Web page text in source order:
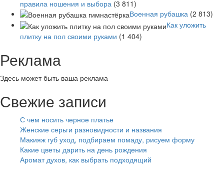
правила ношения и выбора (3 811)
Военная рубашка (2 813)
Как уложить
плитку на пол своими руками (1 404)
Реклама
Здесь может быть ваша реклама
Свежие записи
С чем носить черное платье
Женские серьги разновидности и названия
Макияж губ уход, подбираем помаду, рисуем форму
Какие цветы дарить на день рождения
Аромат духов, как выбрать подходящий